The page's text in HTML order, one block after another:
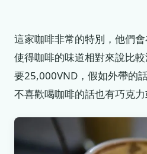
這家咖啡非常的特別，他們
使得咖啡的味道相對來說比
要25,000VND，假如外帶的
不喜歡喝咖啡的話也有巧克